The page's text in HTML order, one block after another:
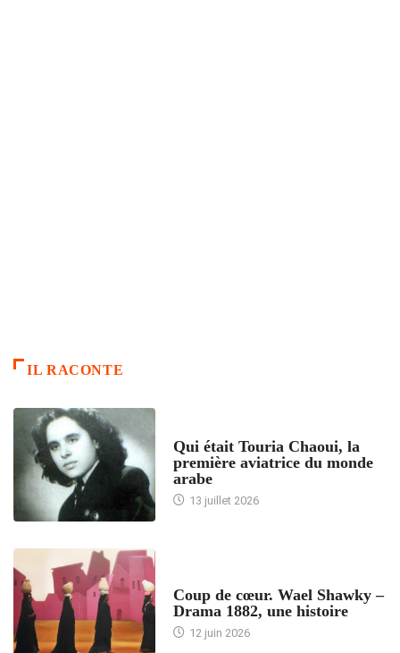
IL RACONTE
Qui était Touria Chaoui, la
première aviatrice du monde
arabe
13 juillet 2026
Coup de cœur. Wael Shawky –
Drama 1882, une histoire
12 juin 2026